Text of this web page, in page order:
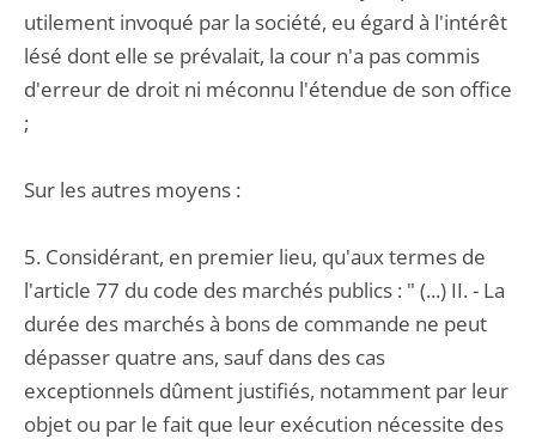
utilement invoqué par la société, eu égard à l'intérêt
lésé dont elle se prévalait, la cour n'a pas commis
d'erreur de droit ni méconnu l'étendue de son office
;
Sur les autres moyens :
5. Considérant, en premier lieu, qu'aux termes de
l'article 77 du code des marchés publics : " (...) II. - La
durée des marchés à bons de commande ne peut
dépasser quatre ans, sauf dans des cas
exceptionnels dûment justifiés, notamment par leur
objet ou par le fait que leur exécution nécessite des